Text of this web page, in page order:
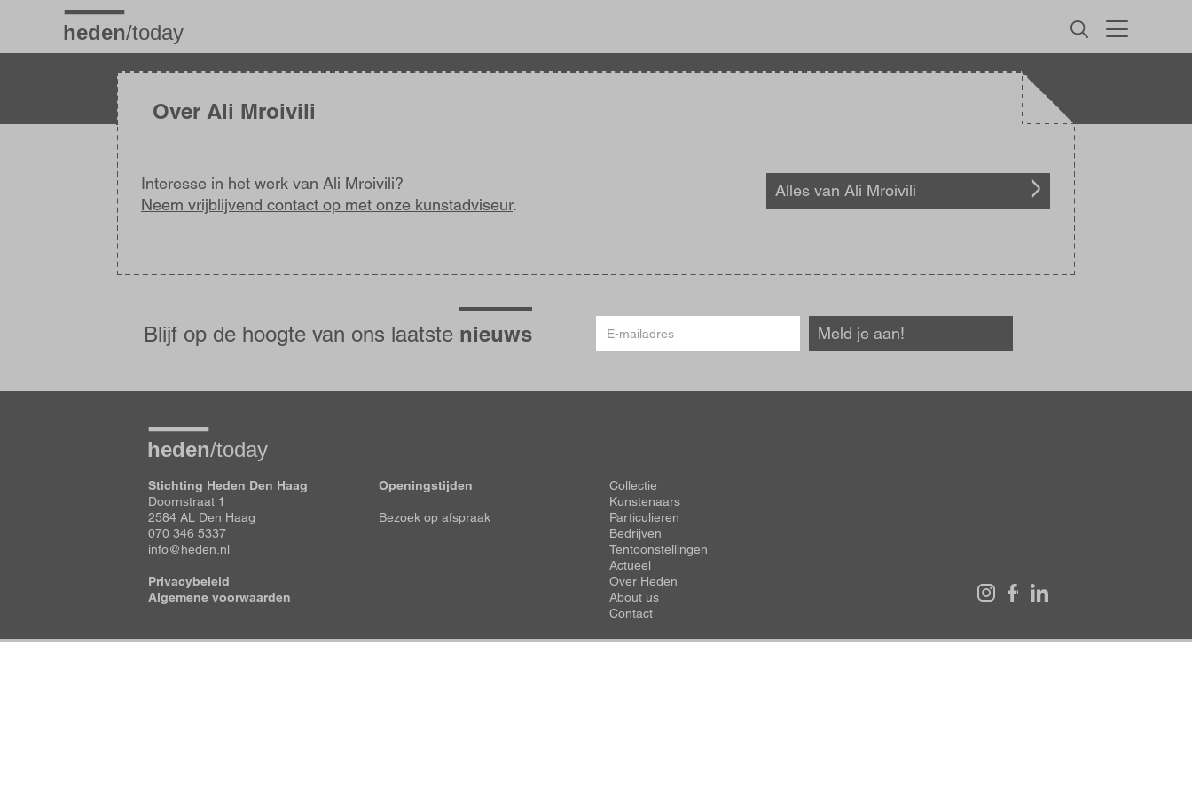
Overslaan
Over Ali Mroivili
Interesse in het werk van Ali Mroivili?
Neem vrijblijvend contact op met onze kunstadviseur.
Alles van Ali Mroivili
de
hoogte
Blijf op de hoogte van ons laatste nieuws
mailadres
Meld je aan!
Stichting Heden Den Haag
Doornstraat 1
2584 AL Den Haag
070 346 5337
info@heden.nl
Privacybeleid
Algemene voorwaarden
Openingstijden
Bezoek op afspraak
Voet
Collectie
Kunstenaars
Particulieren
Bedrijven
Tentoonstellingen
Actueel
Over Heden
About us
Contact